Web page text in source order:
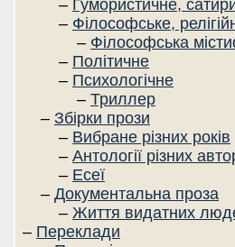
– Гумористичне,
– Філософське,
– Філософська
– Політичне
– Психологічне
– Триллер
– Збірки прози
– Вибране різних років
– Антології різних
– Есеї
– Документальна проза
– Життя видатних
– Переклади